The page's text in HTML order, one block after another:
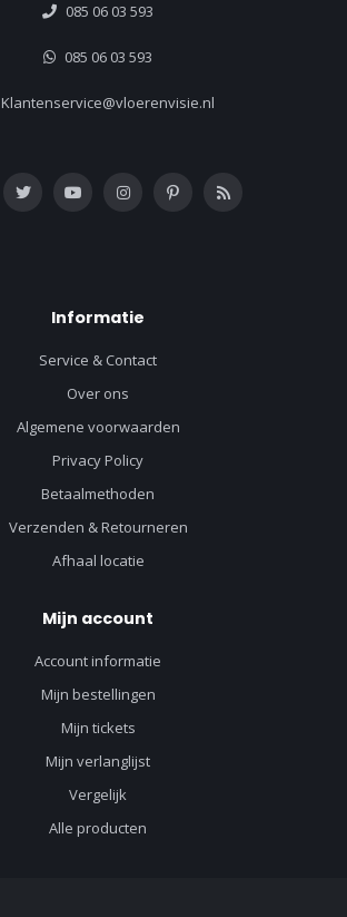
085 06 03 593
085 06 03 593
Klantenservice@vloerenvisie.nl
Informatie
Service & Contact
Over ons
Algemene voorwaarden
Privacy Policy
Betaalmethoden
Verzenden & Retourneren
Afhaal locatie
Mijn account
Account informatie
Mijn bestellingen
Mijn tickets
Mijn verlanglijst
Vergelijk
Alle producten